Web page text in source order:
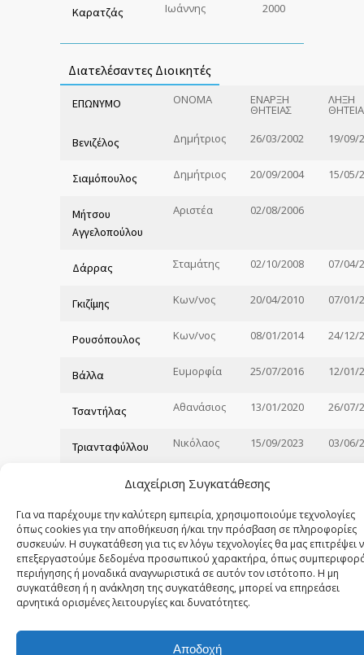
Διαχείριση Συγκατάθεσης
Για να παρέχουμε την καλύτερη εμπειρία, χρησιμοποιούμε τεχνολογίες
όπως cookies για την αποθήκευση ή/και την πρόσβαση σε πληροφορίες
συσκευών. Η συγκατάθεση για τις εν λόγω τεχνολογίες θα μας επιτρέψει
επεξεργαστούμε δεδομένα προσωπικού χαρακτήρα, όπως
περιήγησης ή μοναδικά αναγνωριστικά σε αυτόν τον ιστότοπο. Η μη
συγκατάθεση ή η ανάκληση της συγκατάθεσης, μπορεί να επηρεάσει
αρνητικά ορισμένες λειτουργίες και δυνατότητες.
Αποδοχή
Καρατζάς Ιωάννης 2000
Διατελέσαντες Διοικητές
ΕΠΩΝΥΜΟ ΟΝΟΜΑ ΕΝΑΡΞΗ
ΘΗΤΕΙΑΣ
ΛΗΞΗ
Βενιζέλος Δημήτριος 26/03/2002 19/09/
Σιαμόπουλος Δημήτριος 20/09/2004 15/05/
Μήτσου
Αγγελοπούλου
Αριστέα 02/08/2006
Δάρρας Σταμάτης 02/10/2008 07/04/
Γκιζίμης Κων/νος 20/04/2010 07/01/
Ρουσόπουλος Κων/νος 08/01/2014 24/12/
Βάλλα Ευμορφία 25/07/2016 12/01/
Τσαντήλας Αθανάσιος 13/01/2020 26/07/
Τριανταφύλλου Νικόλαος 15/09/2023 03/06/
Κατσούλης Λουκάς 03/06/2025
© 2024Γ.Ν. Λιβαδειάς. Αναπτύχθηκε από
CopyCare Ζησιμόπουλο Θεόδωρο All rights
reserved.